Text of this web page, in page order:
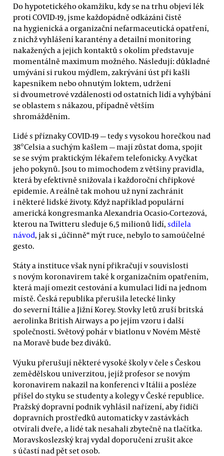
Do hypotetického okamžiku, kdy se na trhu objeví lék
proti COVID-19, jsme každopádně odkázáni čistě
na hygienická a organizační nefarmaceutická opatření,
z nichž vyhlášení karantény a detailní monitoring
nakažených a jejich kontaktů s okolím představuje
momentálně maximum možného. Následují: důkladné
umývání si rukou mýdlem, zakrývání úst při kašli
kapesníkem nebo ohnutým loktem, udržení
si dvoumetrové vzdálenosti od ostatních lidí a vyhýbání
se oblastem s nákazou, případně větším
shromážděním.
Lidé s příznaky COVID-19 — tedy s vysokou horečkou nad
38°Celsia a suchým kašlem — mají zůstat doma, spojit
se se svým praktickým lékařem telefonicky. A vyčkat
jeho pokynů. Jsou to mimochodem z většiny pravidla,
která by efektivně snižovala i každoroční chřipkové
epidemie. A reálně tak mohou už nyní zachránit
i některé lidské životy. Když například populární
americká kongresmanka Alexandria Ocasio-Cortezová,
kterou na Twitteru sleduje 6,5 milionů lidí, sdílela
návod, jak si „účinně“ mýt ruce, nebylo to samoúčelné
gesto.
Státy a instituce však nyní přikračují v souvislosti
s novým koronavirem také k organizačním opatřením,
která mají omezit cestování a kumulaci lidí na jednom
místě. Česká republika přerušila letecké linky
do severní Itálie a Jižní Korey. Stovky letů zruší britská
aerolinka British Airways a po jejím vzoru i další
společnosti. Světový pohár v biatlonu v Novém Městě
na Moravě bude bez diváků.
Výuku přerušují některé vysoké školy v čele s Českou
zemědělskou univerzitou, jejíž profesor se novým
koronavirem nakazil na konferenci v Itálii a posléze
přišel do styku se studenty a kolegy v České republice.
Pražský dopravní podnik vyhlásil nařízení, aby řidiči
dopravních prostředků automaticky v zastávkách
otvírali dveře, a lidé tak nesahali zbytečně na tlačítka.
Moravskoslezský kraj vydal doporučení zrušit akce
s účastí nad pět set osob.